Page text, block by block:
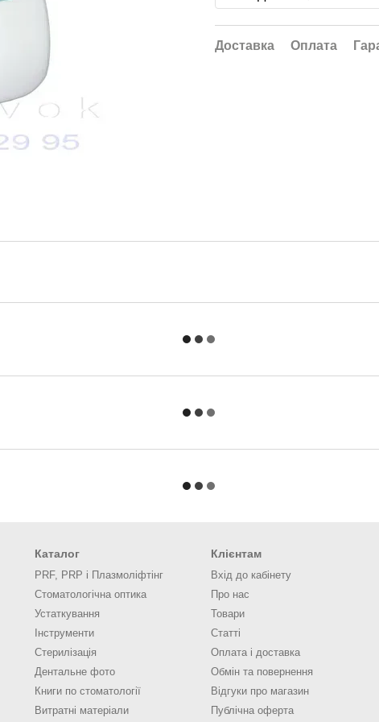
Доставка Оплата
Каталог
PRF, PRP і Плазмоліфтінг
Стоматологічна оптика
Устаткування
Інструменти
Стерилізація
Дентальне фото
Книги по стоматології
Витратні матеріали
Клієнтам
Вхід до кабінету
Про нас
Товари
Статті
Оплата і доставка
Обмін та повернення
Відгуки про магазин
Публічна оферта